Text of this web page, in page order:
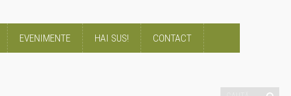
EVENIMENTE HAI SUS! CONTACT